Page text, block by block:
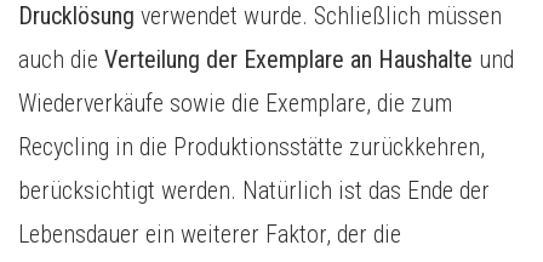
Drucklösung verwendet wurde. Schließlich müssen
auch die Verteilung der Exemplare an Haushalte und
Wiederverkäufe sowie die Exemplare, die zum
Recycling in die Produktionsstätte zurückkehren,
berücksichtigt werden. Natürlich ist das Ende der
Lebensdauer ein weiterer Faktor, der die